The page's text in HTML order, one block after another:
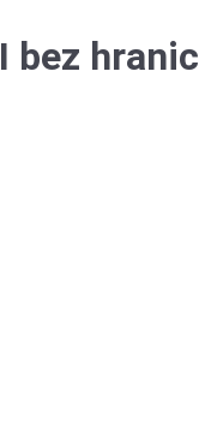
I bez hranic